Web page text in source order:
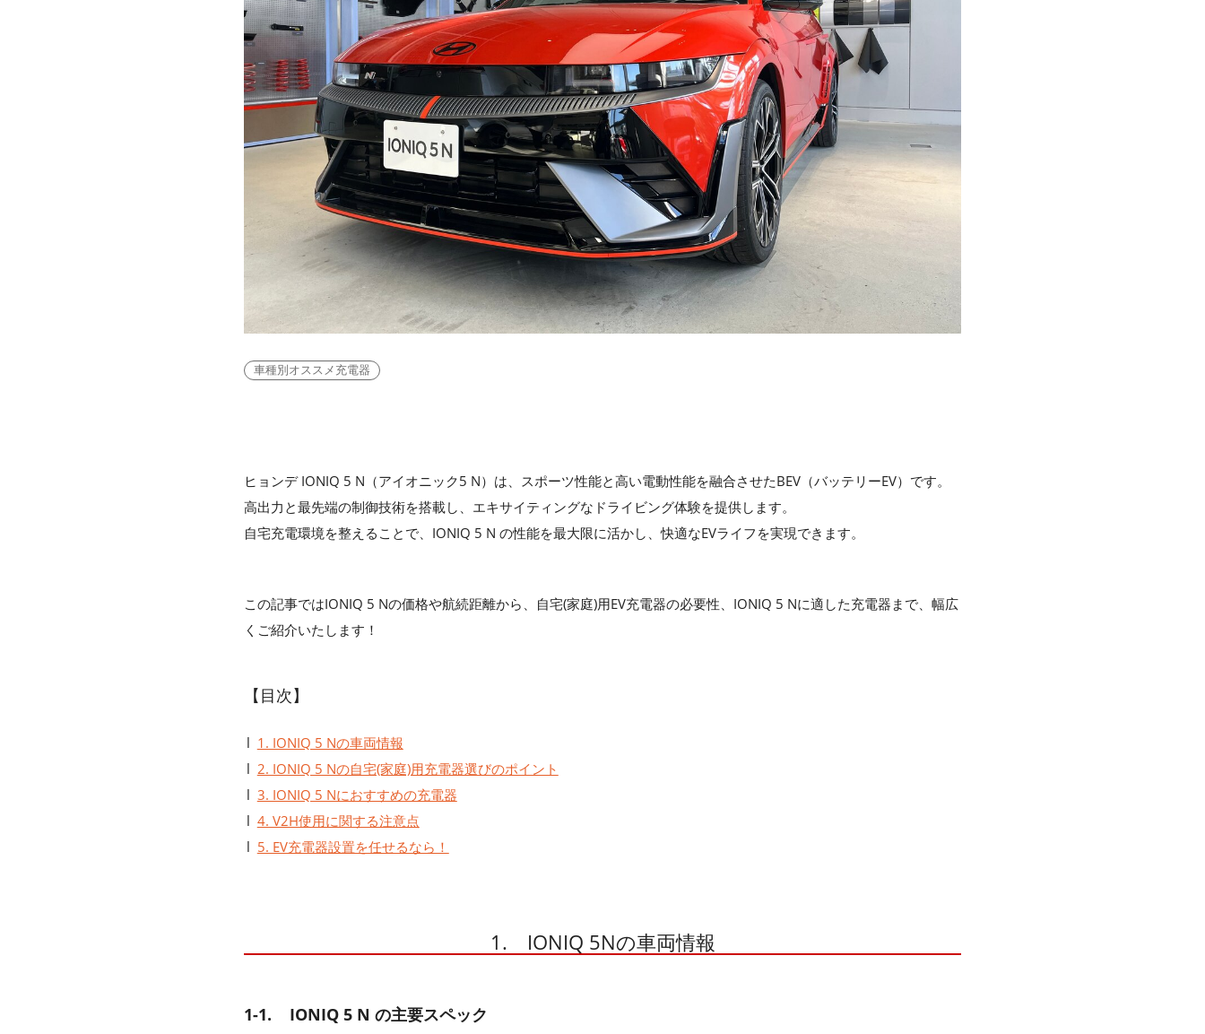
車種別オススメ充電器
ヒョンデ IONIQ 5 N（アイオニック5 N）は、スポーツ性能と高い電動性能を融合させたBEV（バッテリーEV）です。
高出力と最先端の制御技術を搭載し、エキサイティングなドライビング体験を提供します。
自宅充電環境を整えることで、IONIQ 5 N の性能を最大限に活かし、快適なEVライフを実現できます。
この記事ではIONIQ 5 Nの価格や航続距離から、自宅(家庭)用EV充電器の必要性、IONIQ 5 Nに適した充電器まで、幅広
くご紹介いたします！
【目次】
1. IONIQ 5 Nの車両情報
2. IONIQ 5 Nの自宅(家庭)用充電器選びのポイント
3. IONIQ 5 Nにおすすめの充電器
4. V2H使用に関する注意点
5. EV充電器設置を任せるなら！
1. IONIQ 5Nの車両情報
1-1. IONIQ 5 N の主要スペック